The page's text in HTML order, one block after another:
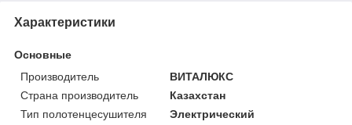
Характеристики
Основные
Производитель
ВИТАЛЮКС
Страна производитель
Казахстан
Тип полотенцесушителя
Электрический